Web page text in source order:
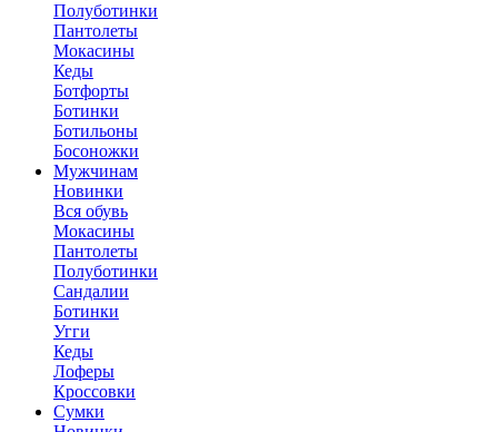
Полуботинки
Пантолеты
Мокасины
Кеды
Ботфорты
Ботинки
Ботильоны
Босоножки
Мужчинам
Новинки
Вся обувь
Мокасины
Пантолеты
Полуботинки
Сандалии
Ботинки
Угги
Кеды
Лоферы
Кроссовки
Сумки